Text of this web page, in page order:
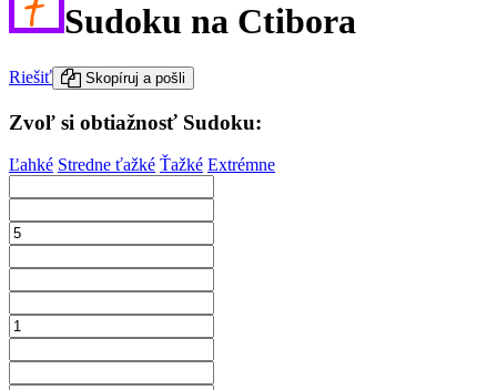
Sudoku na Ctibora
Riešiť Skopíruj a pošli
Zvoľ si obtiažnosť Sudoku:
Ľahké Stredne ťažké Ťažké Extrémne